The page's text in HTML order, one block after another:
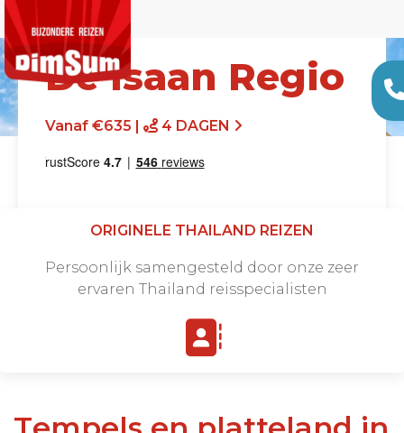
De Isaan Regio
Vanaf €635 | 4 DAGEN
Offerte aanvragen
ORIGINELE THAILAND REIZEN
Persoonlijk samengesteld door onze zeer
ervaren Thailand reisspecialisten